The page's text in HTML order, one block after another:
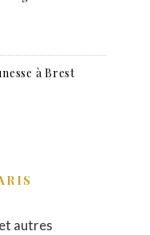
à Brest
autres